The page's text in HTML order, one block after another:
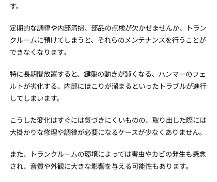
す。
定期的な調律や内部清掃、部品の点検が欠かせませんが、トラン
クルームに預けてしまうと、それらのメンテナンスを行うことが
できなくなります。
特に長期間放置すると、鍵盤の動きが鈍くなる、ハンマーのフェ
ルトが劣化する、内部にほこりが溜まるといったトラブルが進行
してしまいます。
こうした変化はすぐには気づきにくいものの、取り出した際には
大掛かりな修理や調律が必要になるケースが少なくありません。
また、トランクルームの環境によっては害虫やカビの発生も懸念
され、音質や外観に大きな影響を与える可能性もあります。